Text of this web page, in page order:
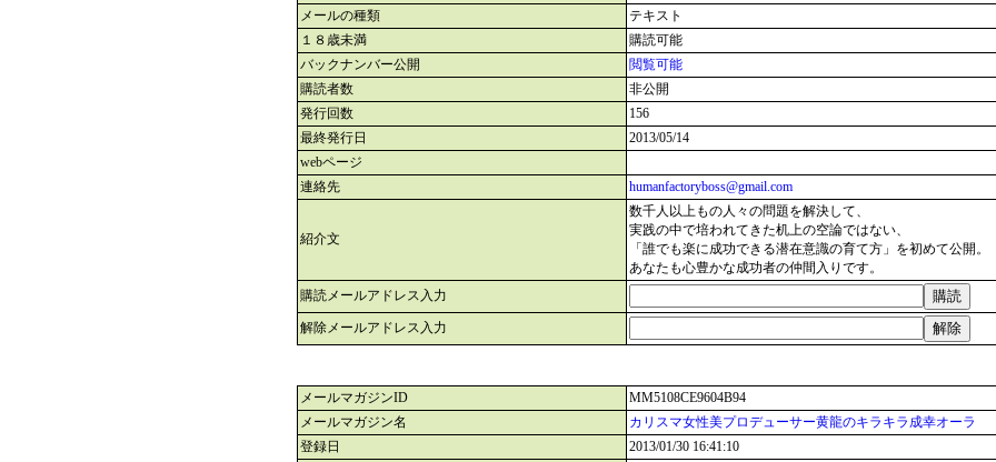
メールの種類
テキスト
１８歳未満
購読可能
バックナンバー公開
閲覧可能
購読者数
非公開
発行回数
156
最終発行日
2013/05/14
webページ
連絡先
humanfactoryboss@gmail.com
紹介文
数千人以上もの人々の問題を解決して、
実践の中で培われてきた机上の空論ではない、
「誰でも楽に成功できる潜在意識の育て方」を初めて公開。
あなたも心豊かな成功者の仲間入りです。
購読メールアドレス入力
解除メールアドレス入力
メールマガジンID
MM5108CE9604B94
メールマガジン名
カリスマ女性美プロデューサー黄龍のキラキラ成幸オーラ
登録日
2013/01/30 16:41:10